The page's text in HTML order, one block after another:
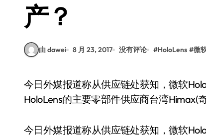
产？
由 dawei 8 月 23, 2017 没有评论 #HoloLens #微
今日外媒报道称从供应链处获知，微软HoloLens产品已经停产，令人感到吃惊。该消息来自
HoloLens的主要零部件供应商台湾Himax(
今日外媒报道称从供应链处获知，微软